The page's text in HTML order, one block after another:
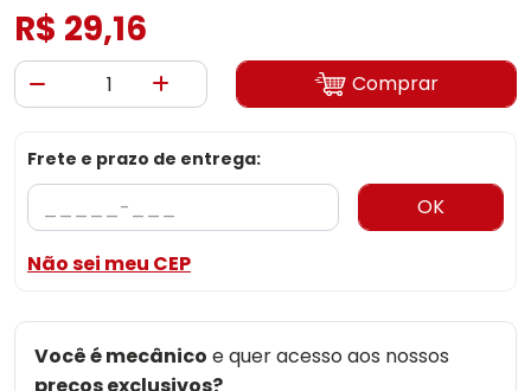
R$ 29,16
Comprar
Frete e prazo de entrega:
OK
Não sei meu CEP
Você é mecânico e quer acesso aos nossos